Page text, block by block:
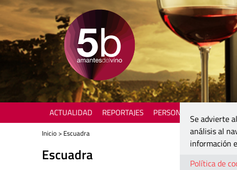
ACTUALIDAD REPORTAJES PERSONAJES
Inicio > Escuadra
Escuadra
Se advierte
análisis al
información
Política de